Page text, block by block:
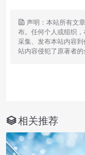
声明：本站所有文
布。任何个人或组织，
采集、发布本站内容
站内容侵犯了原著者的
相关推荐